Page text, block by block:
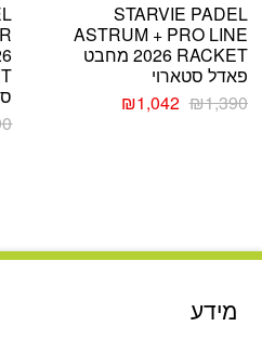
STARVIE PADEL
ASTRUM + PRO LINE
2026 RACKET מחבט
פאדל סטארוי
₪1,390
המחיר₪1,042
מידע